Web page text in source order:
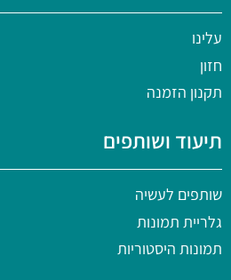
עלינו
חזון
תקנון הזמנה
תיעוד ושותפים
שותפים לעשיה
גלריית תמונות
תמונות היסטוריות